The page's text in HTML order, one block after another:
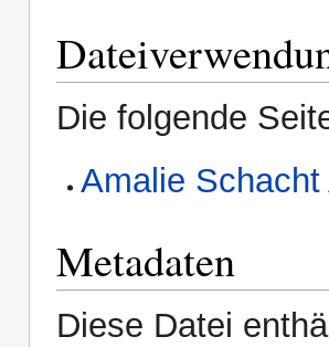
Die folgende
Amalie Schacht
Metadaten
Diese Datei